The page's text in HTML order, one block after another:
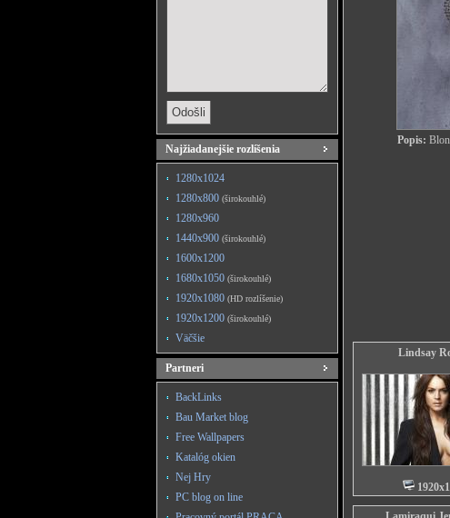
Najžiadanejšie rozlíšenia
1280x1024
1280x800 (širokouhlé)
1280x960
1440x900 (širokouhlé)
1600x1200
1680x1050 (širokouhlé)
1920x1080 (HD rozlíšenie)
1920x1200 (širokouhlé)
Väčšie
Partneri
BackLinks
Bau Market blog
Free Wallpapers
Katalóg okien
Nej Hry
PC blog on line
Popis:
Lindsay